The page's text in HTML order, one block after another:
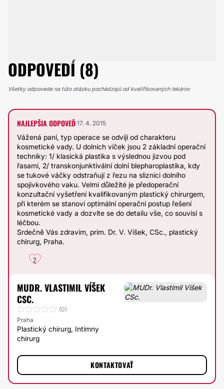
ODPOVEDÍ (8)
Všetky odpovede na túto otázku pochádzajú od kvalifikovaných lekárov
NAJLEPŠIA ODPOVEĎ·17. 4. 2015
Vážená paní, typ operace se odvíjí od charakteru
kosmetické vady. U dolních víček jsou 2 základní operační
techniky: 1/ klasická plastika s výslednou jizvou pod
řasami, 2/ transkonjunktivální dolní blepharoplastika, kdy
se tukové váčky odstraňují z řezu na sliznici dolního
spojivkového vaku. Velmi důležité je předoperační
konzultační vyšetření kvalifikovaným plastický chirurgem,
při kterém se stanoví optimální operační postup řešení
kosmetické vady a dozvíte se do detailu vše, co souvisí s
léčbou.
Srdečně Vás zdravím, prim. Dr. V. Víšek, CSc., plastický
chirurg, Praha.
2
MUDR. VLASTIMIL VÍŠEK
CSC.
(0)
Praha
Plastický chirurg, Intímny
chirurg
KONTAKTOVAŤ